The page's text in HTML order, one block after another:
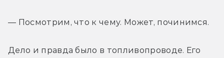
— Посмотрим, что к чему. Может, починимся.
Дело и правда было в топливопроводе. Его